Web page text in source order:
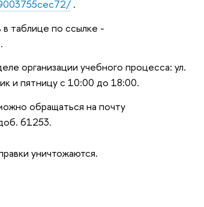
.
таблице по ссылке -
.
организации учебного процесса: ул.
и пятницу с 10:00 до 18:00.
обращаться на почту
61253.
уничтожаются.